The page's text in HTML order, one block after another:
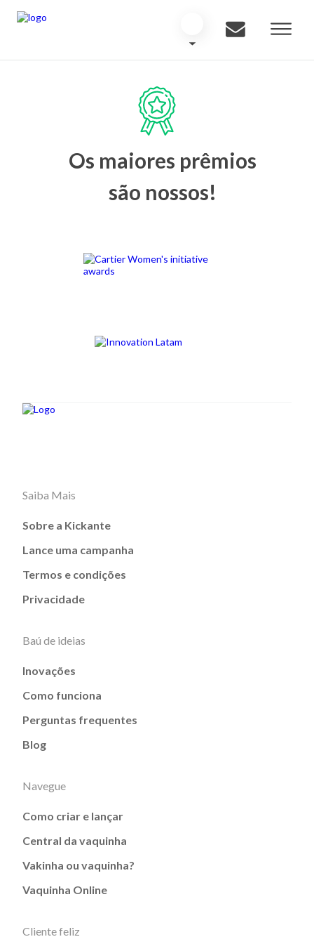
Os maiores prêmios
são nossos!
Saiba Mais
Sobre a Kickante
Lance uma campanha
Termos e condições
Privacidade
Baú de ideias
Inovações
Como funciona
Perguntas frequentes
Blog
Navegue
Como criar e lançar
Central da vaquinha
Vakinha ou vaquinha?
Vaquinha Online
Cliente feliz